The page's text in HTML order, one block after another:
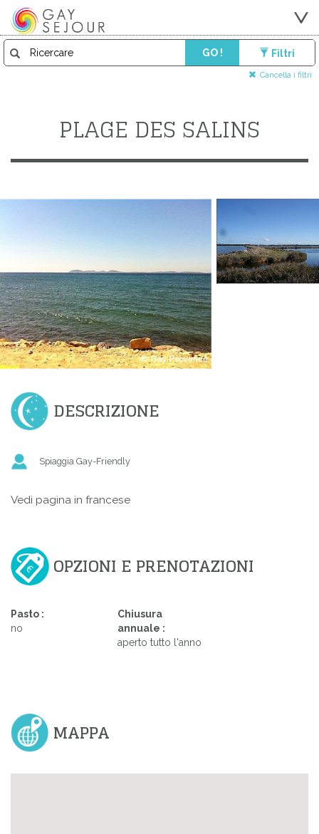
GO ! Filtri
Cancella i filtri
PLAGE DES SALINS
DESCRIZIONE
Spiaggia Gay-Friendly
Vedi pagina in francese
OPZIONI E PRENOTAZIONI
Pasto :
no
Chiusura
annuale :
aperto tutto l'anno
MAPPA